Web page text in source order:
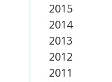
2015
2014
2013
2012
2011